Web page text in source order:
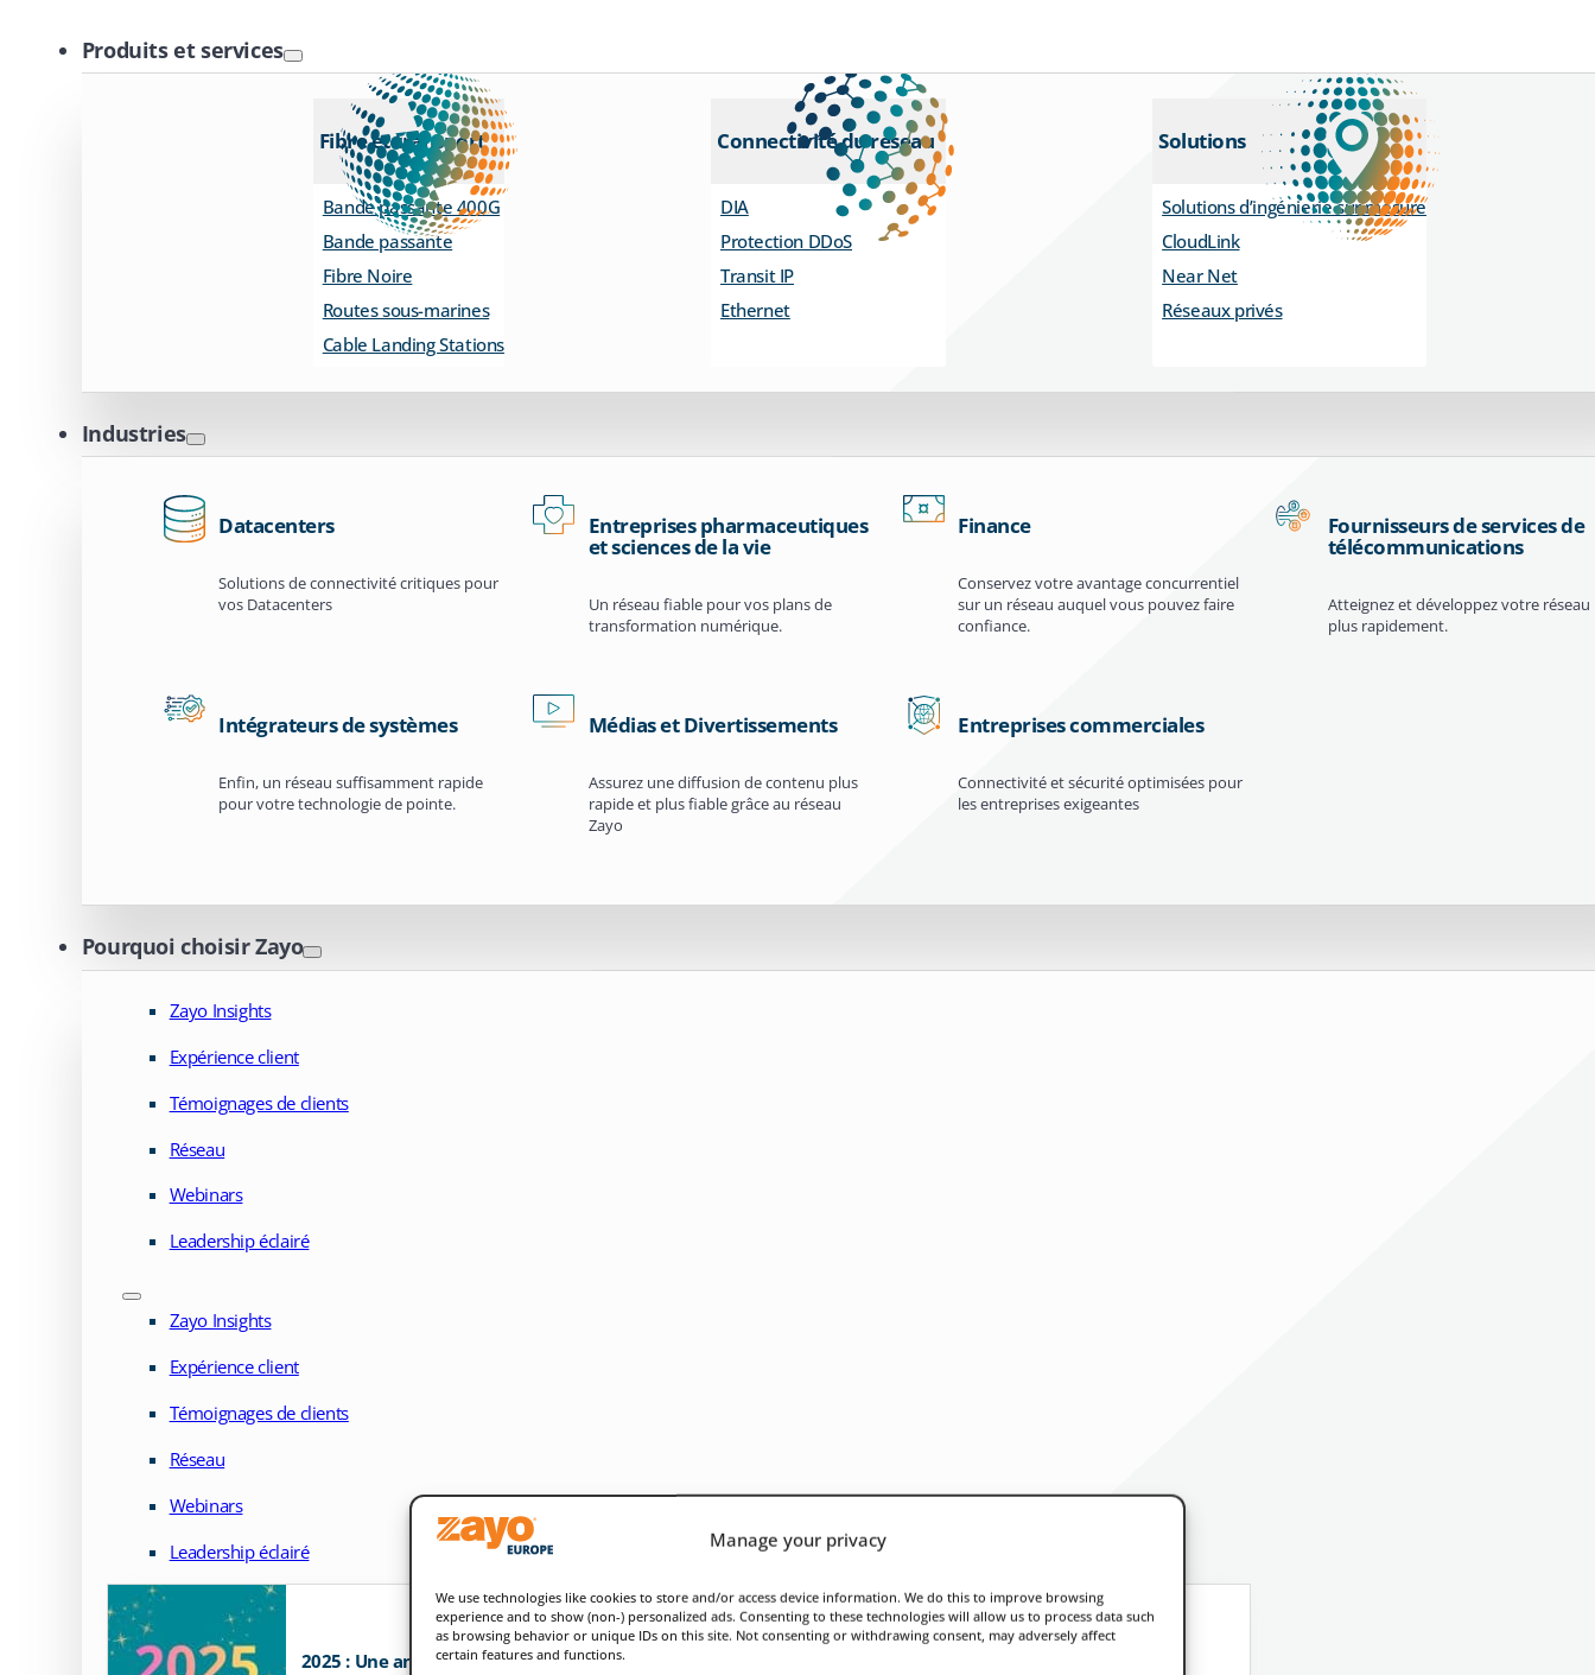
Manage your privacy
We use technologies like cookies to store and/or access device information. We do this to improve browsing
experience and to show (non-) personalized ads. Consenting to these technologies will allow us to process data such
as browsing behavior or unique IDs on this site. Not consenting or withdrawing consent, may adversely affect
certain features and functions.
Produits et services
Fibre et transport
Bande passante 400G
Bande passante
Fibre Noire
Routes sous-marines
Cable Landing Stations
Connectivité du réseau
DIA
Protection DDoS
Transit IP
Ethernet
Solutions
Solutions d’ingénierie sur mesure
CloudLink
Near Net
Réseaux privés
Industries
Datacenters
Solutions de connectivité critiques pour
vos Datacenters
Entreprises pharmaceutiques
et sciences de la vie
Un réseau fiable pour vos plans de
transformation numérique.
Finance
Conservez votre avantage concurrentiel
sur un réseau auquel vous pouvez faire
confiance.
Fournisseurs de services de
télécommunications
Atteignez et développez votre réseau
plus rapidement.
Intégrateurs de systèmes
Enfin, un réseau suffisamment rapide
pour votre technologie de pointe.
Médias et Divertissements
Assurez une diffusion de contenu plus
rapide et plus fiable grâce au réseau
Zayo
Entreprises commerciales
Connectivité et sécurité optimisées pour
les entreprises exigeantes
Pourquoi choisir Zayo
Zayo Insights
Expérience client
Témoignages de clients
Réseau
Webinars
Leadership éclairé
Zayo Insights
Expérience client
Témoignages de clients
Réseau
Webinars
Leadership éclairé
2025 : Une année dans la vie d’une entreprise européenne nouvellement indépendante